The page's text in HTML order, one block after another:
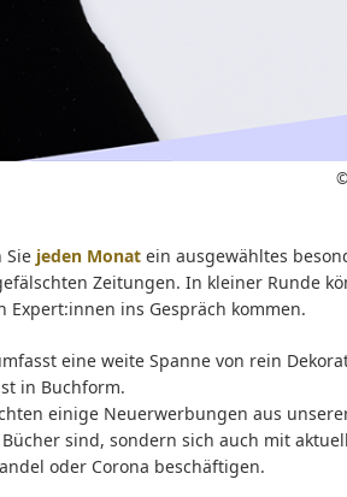
Sie jeden Monatein ausgewähltes
Zeitungen. In kleiner Runde
Expert:innen ins Gespräch kommen.
eine weite Spanne von rein
in Buchform.
einige Neuerwerbungen aus
sind, sondern sich auch mit
oder Corona beschäftigen.